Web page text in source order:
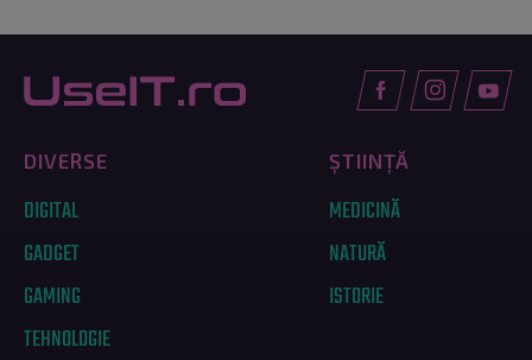
DIVERSE
DIGITAL
GADGET
GAMING
TEHNOLOGIE
ȘTIINȚĂ
MEDICINĂ
NATURĂ
ISTORIE